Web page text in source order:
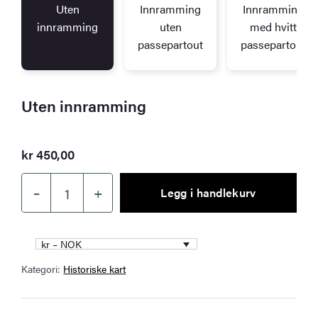
Uten
innramming
Innramming
uten
passepartout
Innramming
med hvitt
passepartout
Uten innramming
kr450,00
–
Vesterålen
1908
antall
+ Legg i handlekurv
kr – NOK
Kategori: Historiske kart